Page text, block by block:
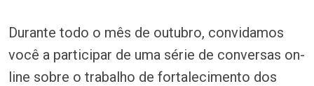
Durante todo o mês de outubro, convidamos
você a participar de uma série de conversas on-
line sobre o trabalho de fortalecimento dos